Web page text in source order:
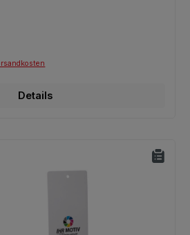
Details